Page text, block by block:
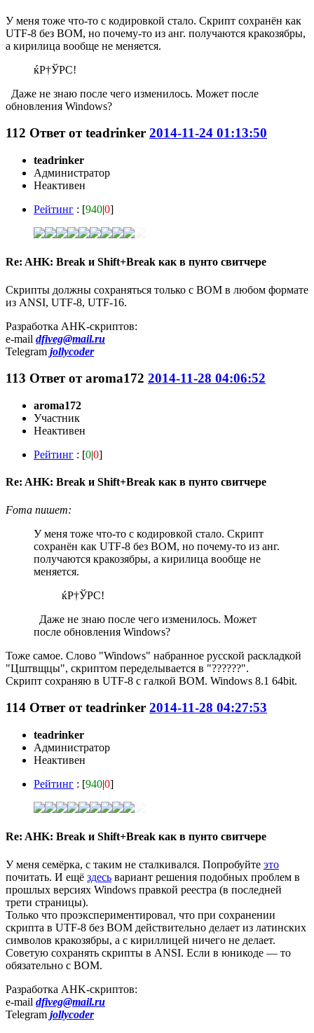
У меня тоже что-то с кодировкой стало. Скрипт сохранён как
UTF-8 без BOM, но почему-то из анг. получаются кракозябры,
а кирилица вообще не меняется.
ќР†ЎРС!
Даже не знаю после чего изменилось. Может после
обновления Windows?
112 Ответ отteadrinker 2014-11-24 01:13:50
teadrinker
Администратор
Неактивен
Рейтинг : [940|0]
Re: AHK: Break и Shift+Break как в пунто свитчере
Скрипты должны сохраняться только с BOM в любом формате
из ANSI, UTF-8, UTF-16.
Разработка AHK-скриптов:
e-mail dfiveg@mail.ru
Telegram jollycoder
113 Ответ отaroma172 2014-11-28 04:06:52
aroma172
Участник
Неактивен
Рейтинг : [0|0]
Re: AHK: Break и Shift+Break как в пунто свитчере
Foma пишет:
У меня тоже что-то с кодировкой стало. Скрипт
сохранён как UTF-8 без BOM, но почему-то из анг.
получаются кракозябры, а кирилица вообще не
меняется.
ќР†ЎРС!
Даже не знаю после чего изменилось. Может
после обновления Windows?
Тоже самое. Слово "Windows" набранное русской раскладкой
"Цштвщцы", скриптом переделывается в "??????".
Скрипт сохраняю в UTF-8 c галкой BOM. Windows 8.1 64bit.
114 Ответ отteadrinker 2014-11-28 04:27:53
teadrinker
Администратор
Неактивен
Рейтинг : [940|0]
Re: AHK: Break и Shift+Break как в пунто свитчере
У меня семёрка, с таким не сталкивался. Попробуйте это
почитать. И ещё здесь вариант решения подобных проблем в
прошлых версиях Windows правкой реестра (в последней
трети страницы).
Только что проэкспериментировал, что при сохранении
скрипта в UTF-8 без BOM действительно делает из латинских
символов кракозябры, а с кириллицей ничего не делает.
Советую сохранять скрипты в ANSI. Если в юникоде — то
обязательно с BOM.
Разработка AHK-скриптов:
e-mail dfiveg@mail.ru
Telegram jollycoder